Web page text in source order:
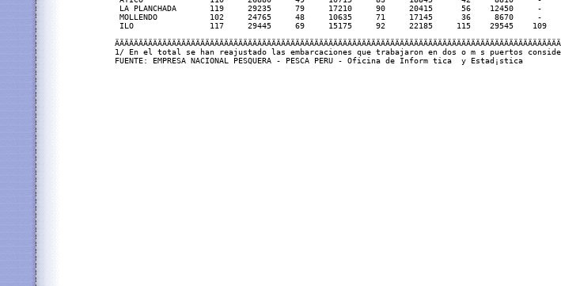
LA PLANCHADA       119     29235     79     17210     90     20415      56    12450     -
MOLLENDO           102     24765     48     10635     71     17145      36     8670     -
ILO                117     29445     69     15175     92     22185     115    29545    109
1/ En el total se han reajustado las embarcaciones que trabajaron en dos o m s puertos